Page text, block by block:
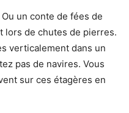
un conte de fées de
lors de chutes de pierres.
verticalement dans un
pas de navires. Vous
sur ces étagères en